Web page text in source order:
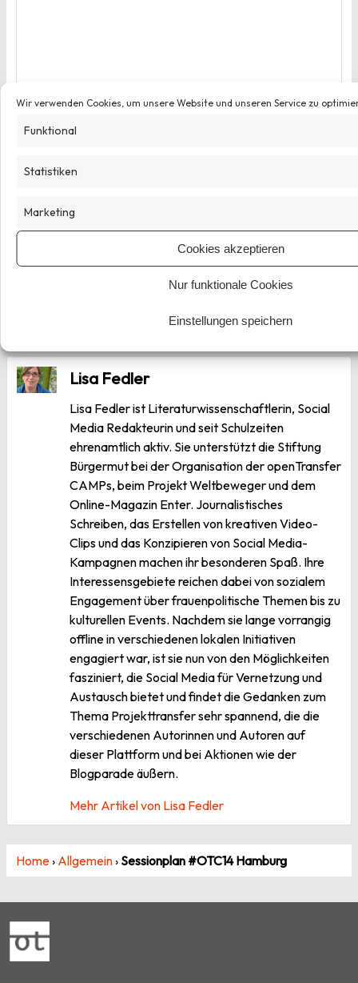
Wir verwenden Cookies, um unsere Website und unseren Service zu
Funktional
Statistiken
Marketing
Cookies akzeptieren
Nur funktionale Cookies
Einstellungen speichern
E-Mail-Adresse
Website
Lisa Fedler
Lisa Fedler ist Literaturwissenschaftlerin, Social
Media Redakteurin und seit Schulzeiten
ehrenamtlich aktiv. Sie unterstützt die Stiftung
Bürgermut bei der Organisation der openTransfer
CAMPs, beim Projekt Weltbeweger und dem
Online-Magazin Enter. Journalistisches
Schreiben, das Erstellen von kreativen Video-
Clips und das Konzipieren von Social Media-
Kampagnen machen ihr besonderen Spaß. Ihre
Interessensgebiete reichen dabei von sozialem
Engagement über frauenpolitische Themen bis zu
kulturellen Events. Nachdem sie lange vorrangig
offline in verschiedenen lokalen Initiativen
engagiert war, ist sie nun von den Möglichkeiten
fasziniert, die Social Media für Vernetzung und
Austausch bietet und findet die Gedanken zum
Thema Projekttransfer sehr spannend, die die
verschiedenen Autorinnen und Autoren auf
dieser Plattform und bei Aktionen wie der
Blogparade äußern.
Mehr Artikel von Lisa Fedler
Home› Allgemein› Sessionplan #OTC14 Hamburg